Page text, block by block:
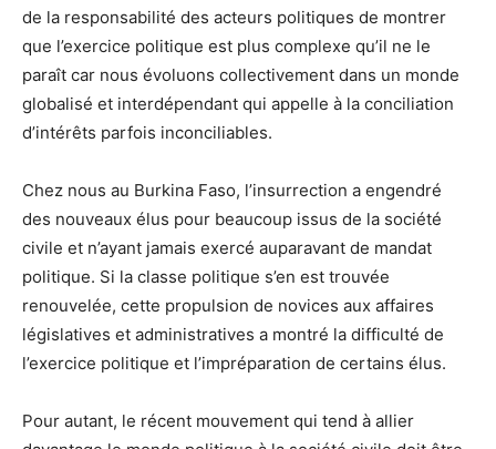
de la responsabilité des acteurs politiques de montrer
que l’exercice politique est plus complexe qu’il ne le
paraît car nous évoluons collectivement dans un monde
globalisé et interdépendant qui appelle à la conciliation
d’intérêts parfois inconciliables.
Chez nous au Burkina Faso, l’insurrection a engendré
des nouveaux élus pour beaucoup issus de la société
civile et n’ayant jamais exercé auparavant de mandat
politique. Si la classe politique s’en est trouvée
renouvelée, cette propulsion de novices aux affaires
législatives et administratives a montré la difficulté de
l’exercice politique et l’impréparation de certains élus.
Pour autant, le récent mouvement qui tend à allier